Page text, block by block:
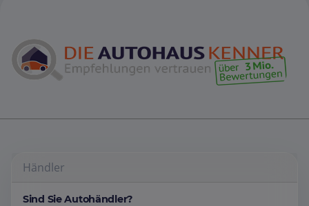
Händler
Sind Sie Autohändler?